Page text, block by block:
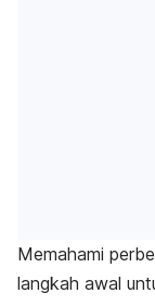
Memahami
langkah awal